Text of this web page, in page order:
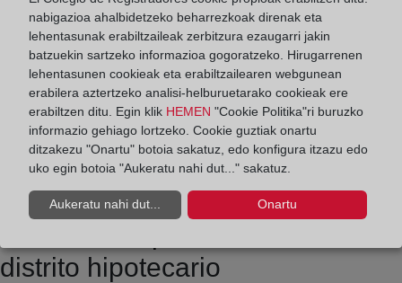
azpeitia@registrodelapropiedad.org
Datos del Registrador:
Rafael José Stampa Castillo
Delegado de Protección de Datos:
dpo@corpme.es
distrito hipotecario
nabigazioa ahalbidetzeko beharrezkoak direnak eta
lehentasunak erabiltzaileak zerbitzura ezaugarri jakin
batzuekin sartzeko informazioa gogoratzeko. Hirugarrenen
lehentasunen cookieak eta erabiltzailearen webgunean
erabilera aztertzeko analisi-helburuetarako cookieak ere
erabiltzen ditu. Egin klik HEMEN "Cookie Politika"ri buruzko
informazio gehiago lortzeko. Cookie guztiak onartu
ditzakezu "Onartu" botoia sakatuz, edo konfigura itzazu edo
uko egin botoia "Aukeratu nahi dut..." sakatuz.
Aukeratu nahi dut... Onartu